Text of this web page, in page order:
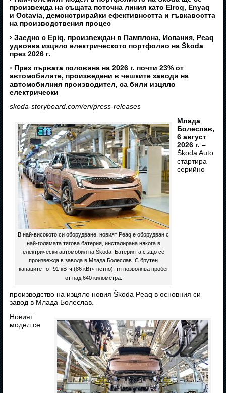
произвежда на същата поточна линия като Elroq, Enyaq
и Octavia, демонстрирайки ефективността и гъвкавостта
на производствения процес
› Заедно с Epiq, произвеждан в Памплона, Испания, Peaq
удвоява изцяло електрическото портфолио на Škoda
през 2026 г.
› През първата половина на 2026 г. почти 23% от
автомобилите, произведени в чешките заводи на
автомобилния производител, са били изцяло
електрически
skoda-storyboard.com/en/press-releases
В най-високото си оборудване, новият Peaq е оборудван с
най-голямата тягова батерия, инсталирана някога в
електрически автомобил на Škoda. Батерията също се
произвежда в завода в Млада Болеслав. С брутен
капацитет от 91 кВтч (86 кВтч нетно), тя позволява пробег
от над 640 километра.
Млада
Болеслав,
6 август
2026 г. –
Škoda Auto
стартира
серийно
производство на изцяло новия Škoda Peaq в основния си
завод в Млада Болеслав.
Новият
модел се